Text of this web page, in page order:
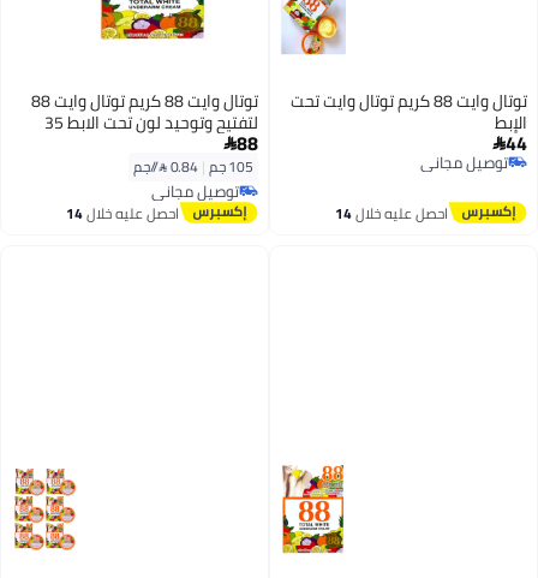
توتال وايت 88 كريم توتال وايت تحت
الإبط
44
توصيل مجاني
توصيل مجاني
احصل عليه خلال14
توتال وايت 88 كريم توتال وايت 88
لتفتيح وتوحيد لون تحت الابط 35
جرام 3 قطع
88
105 جم |
توصيل مجاني
توصيل مجانياحصل عليه خلال14